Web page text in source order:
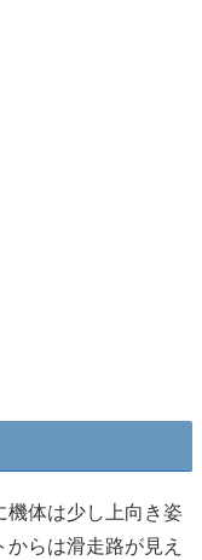
体は少し上向き姿
らは滑走路が見え